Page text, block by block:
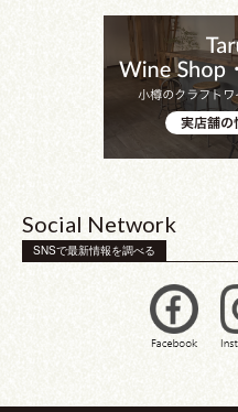
Social Network
SNSで最新情報を調べる